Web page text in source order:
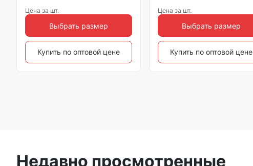
Цена за шт.
Выбрать размер
Купить по оптовой цене
Цена за шт.
Выбрать размер
Купить по оптовой цене
Недавно просмотренные